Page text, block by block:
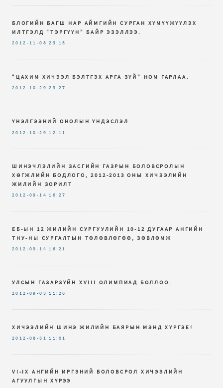
БЛОГИЙН БАГШ НАР АЙМГИЙН СУРГАН ХҮМҮҮЖҮҮЛЭХ
ИЛТГЭЛД "ТЭРГҮҮН" БАЙР ЭЗЭЛЛЭЭ.
2012-11-08 23:15
"ЦАХИМ ХИЧЭЭЛ БЭЛТГЭХ АРГА ЗҮЙ" НОМ ГАРЛАА.
2012-10-29 23:27
ҮНЭЛГЭЭНИЙ ОНОЛЫН ҮНДЭСЛЭЛ
2012-10-29 12:11
ШИНЭЧЛЭЛИЙН ЗАСГИЙН ГАЗРЫН БОЛОВСРОЛЫН
ХӨГЖЛИЙН БОДЛОГО, 2012-2013 ОНЫ ХИЧЭЭЛИЙН
ЖИЛИЙН ЗОРИЛТ
2012-09-14 16:27
ЕБ-ЫН 12 ЖИЛИЙН СУРГУУЛИЙН 10-12 ДУГААР АНГИЙН
ТНУ-НЫ СУРГАЛТЫН ТӨЛӨВЛӨГӨӨ, ЗӨВЛӨМЖ
2012-09-14 16:21
УЛСЫН ГАЗАРЗҮЙН XVIII ОЛИМПИАД БОЛЛОО.
2012-09-03 11:26
ХИЧЭЭЛИЙН ШИНЭ ЖИЛИЙН БАЯРЫН МЭНД ХҮРГЭЕ!
2012-08-31 11:01
VI-IX AНГИЙН ИРГЭНИЙ БОЛОВСРОЛ ХИЧЭЭЛИЙН
АГУУЛГЫН ХҮРЭЭ